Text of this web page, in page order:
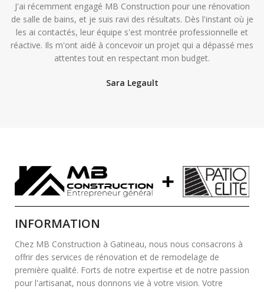
J'ai récemment engagé MB Construction pour une rénovation
de salle de bains, et je suis ravi des résultats. Dès l'instant où je
les ai contactés, leur équipe s'est montrée professionnelle et
réactive. Ils m'ont aidé à concevoir un projet qui a dépassé mes
attentes tout en respectant mon budget.
Sara Legault
INFORMATION
Chez MB Construction à Gatineau, nous nous consacrons à
offrir des services de rénovation et de remodelage de
première qualité. Forts de notre expertise et de notre passion
pour l'artisanat, nous donnons vie à votre vision. Votre